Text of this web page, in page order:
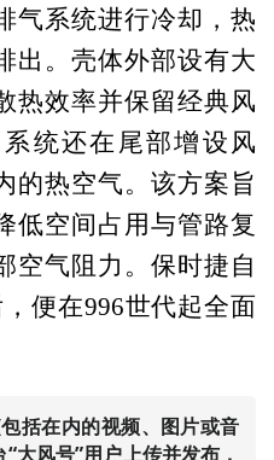
气系统进行冷却，热
出。壳体外部设有大
热效率并保留经典风
统还在尾部增设风
的热空气。该方案旨
低空间占用与管路复
空气阻力。保时捷自
便在996世代起全面
括在内的视频、图片或音
大风号”用户上传并发布，